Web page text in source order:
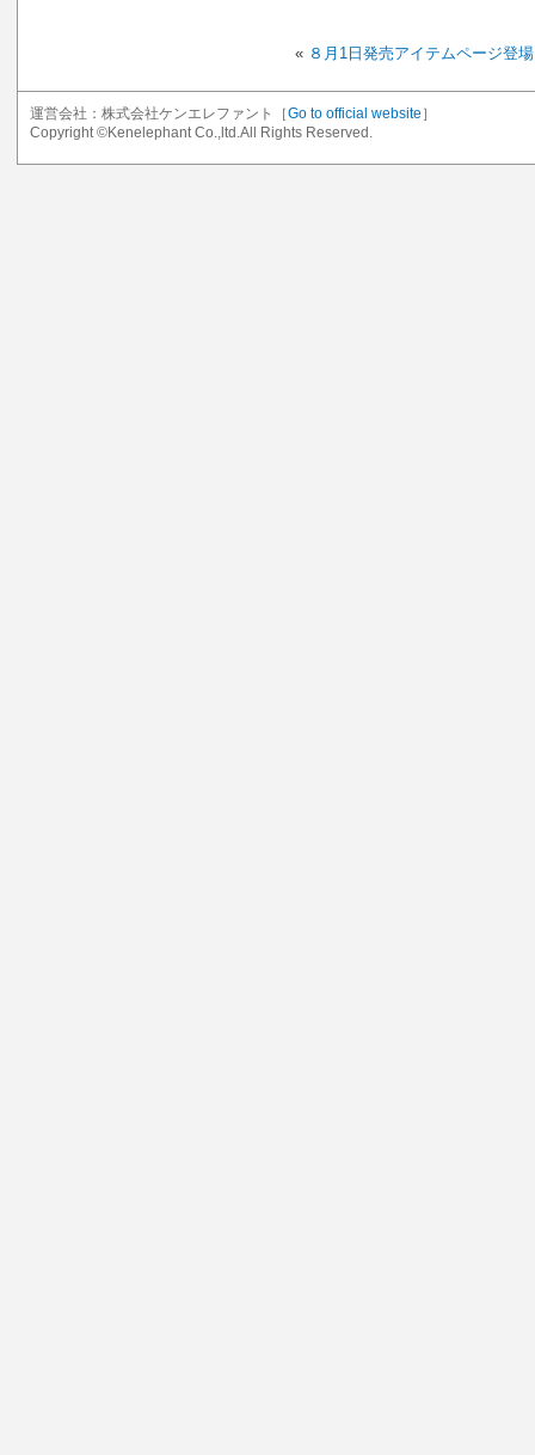
« ８月1日発売アイテムページ登
運営会社：株式会社ケンエレファント［Go to official website ］
Copyright ©Kenelephant Co.,ltd.All Rights Reserved.